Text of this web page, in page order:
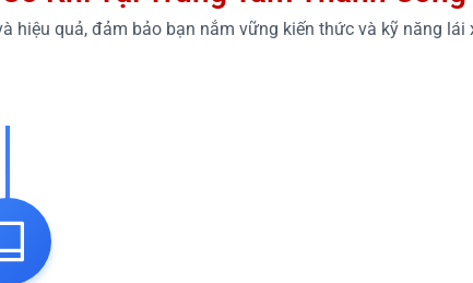
hiệu quả, đảm bảo bạn nắm vững kiến thức và kỹ năng lái